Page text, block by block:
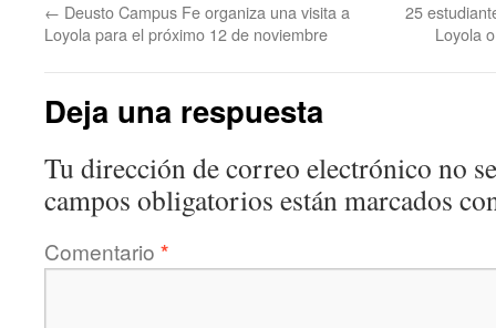
← Deusto Campus Fe organiza una visita a
Loyola para el próximo 12 de noviembre
25
Loyola
Deja una respuesta
Tu dirección de correo electrónico no
campos obligatorios están marcados
Comentario *